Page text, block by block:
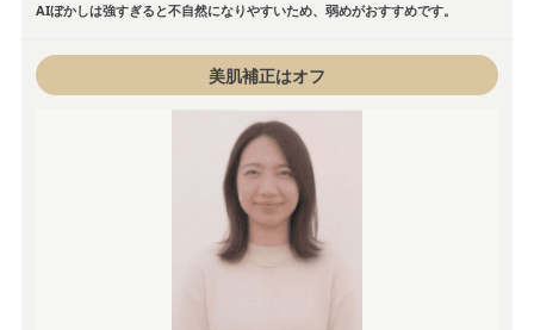
AIぼかしは強すぎると不自然になりやすいため、弱めがおすすめです。
美肌補正はオフ